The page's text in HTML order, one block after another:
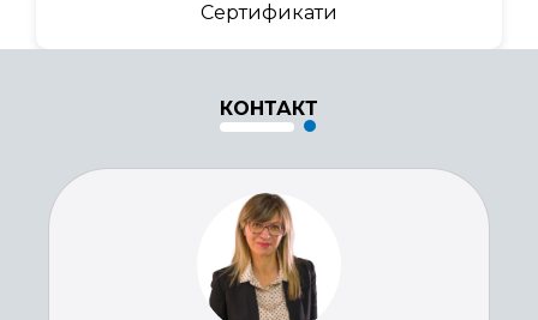
Сертификати
КОНТАКТ